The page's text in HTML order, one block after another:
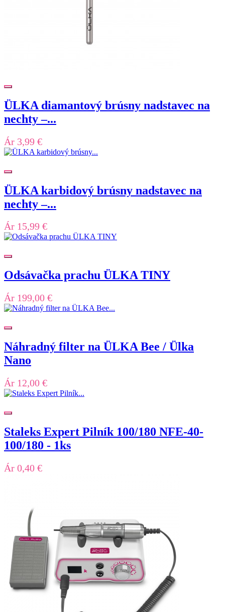
ÜLKA diamantový brúsny nadstavec na
nechty –...
Ár 3,99 €
ÜLKA karbidový brúsny nadstavec na
nechty –...
Ár 15,99 €
Odsávačka prachu ÜLKA TINY
Ár 199,00 €
Náhradný filter na ÜLKA Bee / Ülka
Nano
Ár 12,00 €
Staleks Expert Pilník 100/180 NFE-40-
100/180 - 1ks
Ár 0,40 €